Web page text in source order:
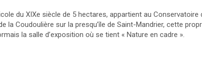
du XIXe siècle de 5 hectares, appartient au Conservatoire
la Coudoulière sur la presqu’île de Saint-Mandrier, cette
la salle d’exposition où se tient « Nature en cadre ».